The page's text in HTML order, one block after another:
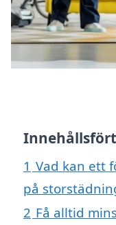
1 Vad kan ett
på
2 Få alltid